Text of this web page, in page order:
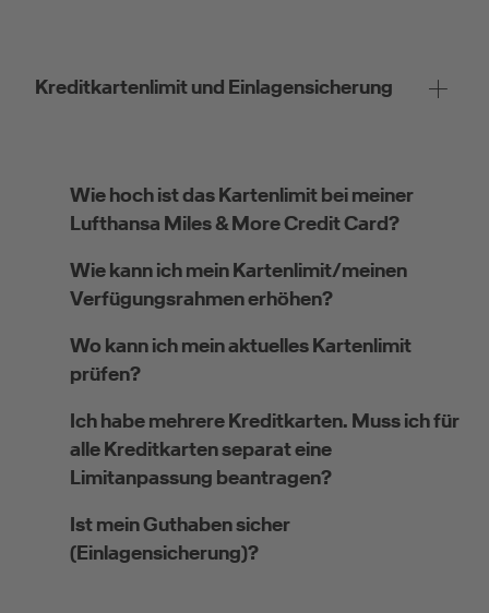
Kreditkartenlimit und Einlagensicherung
Wie hoch ist das Kartenlimit bei meiner
Lufthansa Miles & More Credit Card?
Wie kann ich mein Kartenlimit/meinen
Verfügungsrahmen erhöhen?
Wo kann ich mein aktuelles Kartenlimit
prüfen?
Ich habe mehrere Kreditkarten. Muss ich für
alle Kreditkarten separat eine
Limitanpassung beantragen?
Ist mein Guthaben sicher
(Einlagensicherung)?